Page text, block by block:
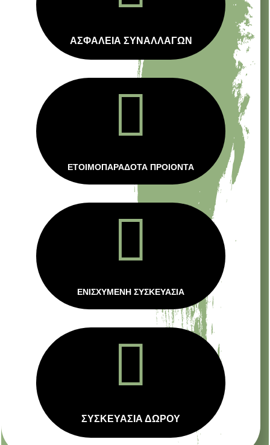
ΑΣΦΑΛΕΙΑ ΣΥΝΑΛΛΑΓΩΝ

ΕΤΟΙΜΟΠΑΡΑΔΟΤΑ ΠΡΟΙΟΝΤΑ

ΕΝΙΣΧΥΜΕΝΗ ΣΥΣΚΕΥΑΣΙΑ

ΣΥΣΚΕΥΑΣΙΑ ΔΩΡΟΥ